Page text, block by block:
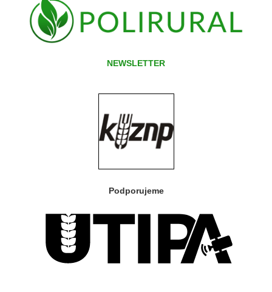
NEWSLETTER
Podporujeme